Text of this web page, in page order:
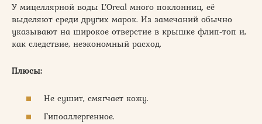
У мицеллярной воды L’Oreal много поклонниц, её
выделяют среди других марок. Из замечаний обычно
указывают на широкое отверстие в крышке флип-топ и,
как следствие, неэкономный расход.
Плюсы:
Не сушит, смягчает кожу.
Гипоаллергенное.